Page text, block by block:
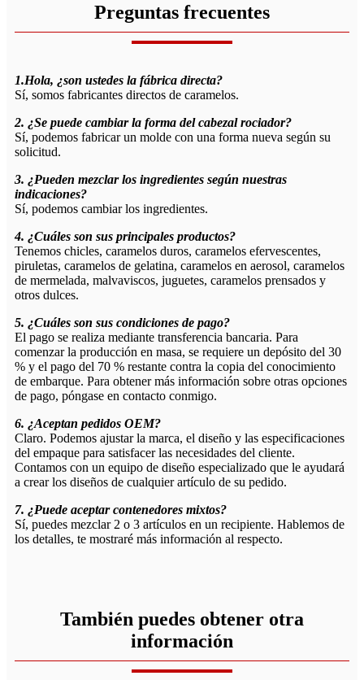
Preguntas frecuentes
1.Hola, ¿son ustedes la fábrica directa?
Sí, somos fabricantes directos de caramelos.
2. ¿Se puede cambiar la forma del cabezal rociador?
Sí, podemos fabricar un molde con una forma nueva según su
solicitud.
3. ¿Pueden mezclar los ingredientes según nuestras
indicaciones?
Sí, podemos cambiar los ingredientes.
4. ¿Cuáles son sus principales productos?
Tenemos chicles, caramelos duros, caramelos efervescentes,
piruletas, caramelos de gelatina, caramelos en aerosol, caramelos
de mermelada, malvaviscos, juguetes, caramelos prensados ​​y
otros dulces.
5. ¿Cuáles son sus condiciones de pago?
El pago se realiza mediante transferencia bancaria. Para
comenzar la producción en masa, se requiere un depósito del 30
% y el pago del 70 % restante contra la copia del conocimiento
de embarque. Para obtener más información sobre otras opciones
de pago, póngase en contacto conmigo.
6. ¿Aceptan pedidos OEM?
Claro. Podemos ajustar la marca, el diseño y las especificaciones
del empaque para satisfacer las necesidades del cliente.
Contamos con un equipo de diseño especializado que le ayudará
a crear los diseños de cualquier artículo de su pedido.
7. ¿Puede aceptar contenedores mixtos?
Sí, puedes mezclar 2 o 3 artículos en un recipiente. Hablemos de
los detalles, te mostraré más información al respecto.
También puedes obtener otra
información